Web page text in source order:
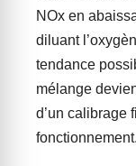
NOx en
diluant
tendance
mélange
d’un calibrage
fonctionnement.